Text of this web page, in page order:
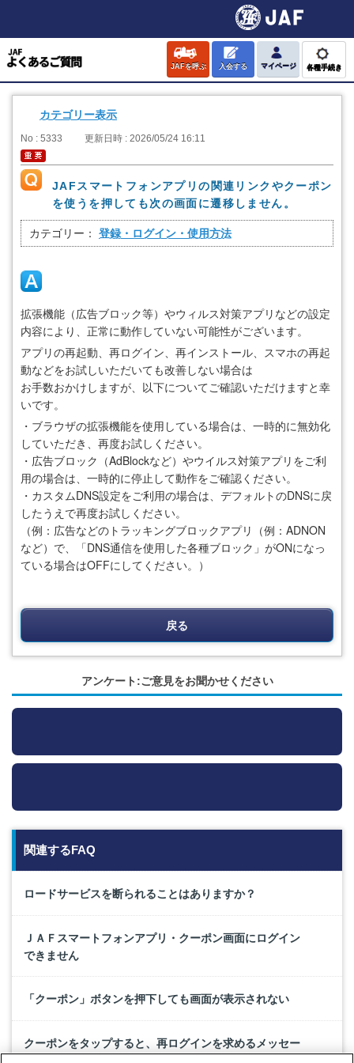
JAFを呼ぶ 入会する マイページ 各種手続き
カテゴリー表示
No : 5333 更新日時 : 2026/05/24 16:11
JAFスマートフォンアプリの関連リンクやクーポン
を使うを押しても次の画面に遷移しません。
カテゴリー： 登録・ログイン・使用方法
拡張機能（広告ブロック等）やウィルス対策アプリなどの設定
内容により、正常に動作していない可能性がございます。
アプリの再起動、再ログイン、再インストール、スマホの再起
動などをお試しいただいても改善しない場合は
お手数おかけしますが、以下についてご確認いただけますと幸
いです。
・ブラウザの拡張機能を使用している場合は、一時的に無効化
していただき、再度お試しください。
・広告ブロック（AdBlockなど）やウイルス対策アプリをご利
用の場合は、一時的に停止して動作をご確認ください。
・カスタムDNS設定をご利用の場合は、デフォルトのDNSに戻
したうえで再度お試しください。
（例：広告などのトラッキングブロックアプリ（例：ADNON
など）で、「DNS通信を使用した各種ブロック」がONになっ
ている場合はOFFにしてください。）
戻る
アンケート:ご意見をお聞かせください
関連するFAQ
ロードサービスを断られることはありますか？
ＪＡＦスマートフォンアプリ・クーポン画面にログイン
できません
「クーポン」ボタンを押下しても画面が表示されない
クーポンをタップすると、再ログインを求めるメッセー